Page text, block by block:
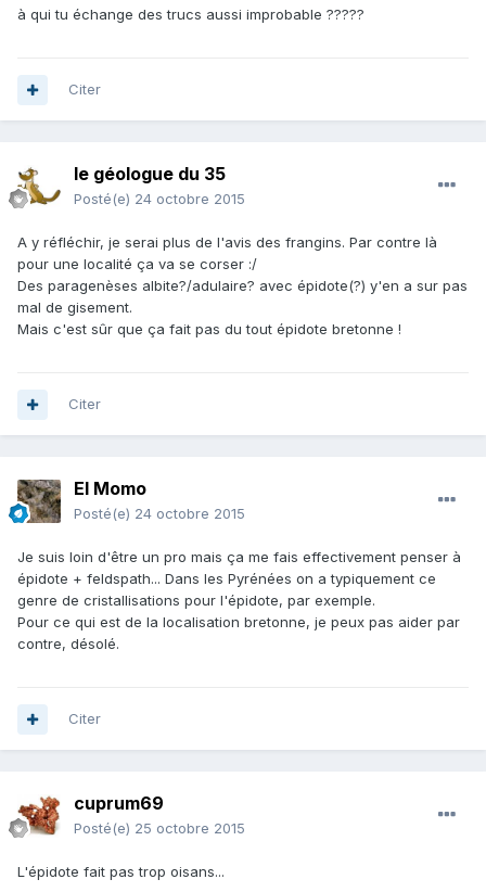
à qui tu échange des trucs aussi improbable ?????
Citer
le géologue du 35
Posté(e) 24 octobre 2015
A y réfléchir, je serai plus de l'avis des frangins. Par contre là
pour une localité ça va se corser :/
Des paragenèses albite?/adulaire? avec épidote(?) y'en a sur pas
mal de gisement.
Mais c'est sûr que ça fait pas du tout épidote bretonne !
Citer
El Momo
Posté(e) 24 octobre 2015
Je suis loin d'être un pro mais ça me fais effectivement penser à
épidote + feldspath... Dans les Pyrénées on a typiquement ce
genre de cristallisations pour l'épidote, par exemple.
Pour ce qui est de la localisation bretonne, je peux pas aider par
contre, désolé.
Citer
cuprum69
Posté(e) 25 octobre 2015
L'épidote fait pas trop oisans...